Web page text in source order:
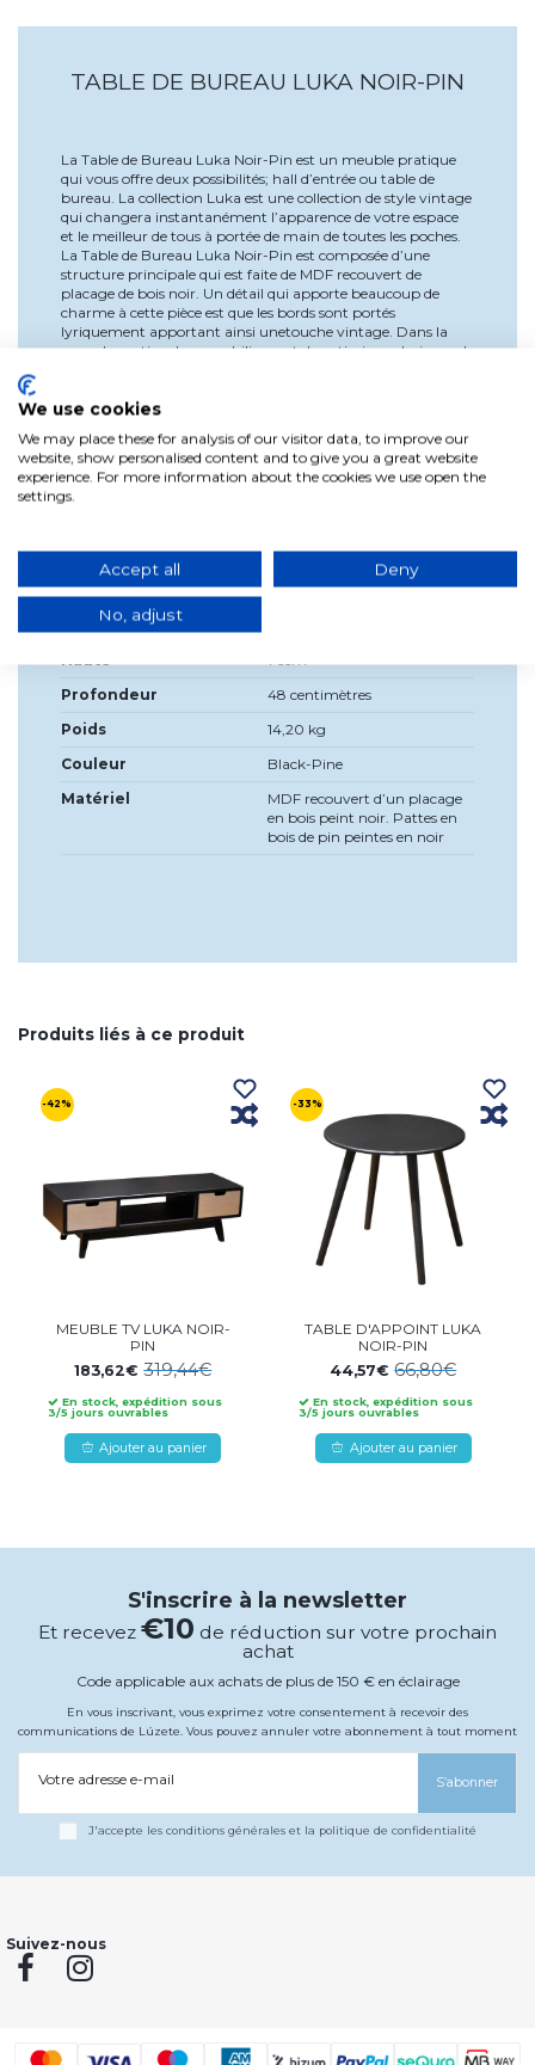
TABLE DE BUREAU LUKA NOIR-PIN
La Table de Bureau Luka Noir-Pin est un meuble pratique
qui vous offre deux possibilités; hall d’entrée ou table de
bureau. La collection Luka est une collection de style vintage
qui changera instantanément l’apparence de votre espace
et le meilleur de tous à portée de main de toutes les poches.
La Table de Bureau Luka Noir-Pin est composée d’une
structure principale qui est faite de MDF recouvert de
placage de bois noir. Un détail qui apporte beaucoup de
charme à cette pièce est que les bords sont portés
lyriquement apportant ainsi unetouche vintage. Dans la
zone de soutien de ce mobilier sont deux tiroirs en bois, un de
lyriquement couchées en bois de pin peint noir. Mesures:
assemblage, tout ce que vous avez à faire est de mettre vos
pattes sur elle.
Détails du produit
Largeur
Haute
76cm
Profondeur
48 centimètres
Poids
14,20 kg
Couleur
Black-Pine
Matériel
MDF recouvert d’un placage
en bois peint noir. Pattes en
bois de pin peintes en noir
Produits liés à ce produit
-42%
MEUBLE TV LUKA NOIR-
PIN
183,62€319,44€
En stock, expédition sous
3/5 jours ouvrables
Ajouter au panier
-33%
TABLE D'APPOINT LUKA
NOIR-PIN
44,57€66,80€
En stock, expédition sous
3/5 jours ouvrables
Ajouter au panier
S'inscrire à la newsletter
Et recevez €10 de réduction sur votre prochain
achat
Code applicable aux achats de plus de 150 € en éclairage
En vous inscrivant, vous exprimez votre consentement à recevoir des
communications de Lúzete. Vous pouvez annuler votre abonnement à tout moment
Votre adresse e-mail S’abonner
J'accepte les conditions générales et la politique de confidentialité
Suivez-nous
We use cookies
We may place these for analysis of our visitor data, to improve our
website, show personalised content and to give you a great website
experience. For more information about the cookies we use open the
settings.
Accept all Deny
No, adjust